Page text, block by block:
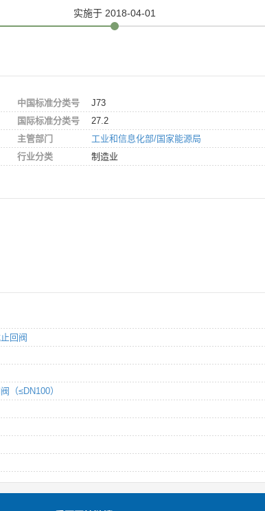
实施于 2018-04-01
中国标准分类号
J73
国际标准分类号
27.2
主管部门
工业和信息化部/国家能源局
行业分类
制造业
回阀
（≤DN100）